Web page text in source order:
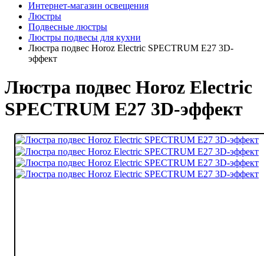
Интернет-магазин освещения
Люстры
Подвесные люстры
Люстры подвесы для кухни
Люстра подвес Horoz Electric SPECTRUM Е27 3D-
эффект
Люстра подвес Horoz Electric
SPECTRUM Е27 3D-эффект